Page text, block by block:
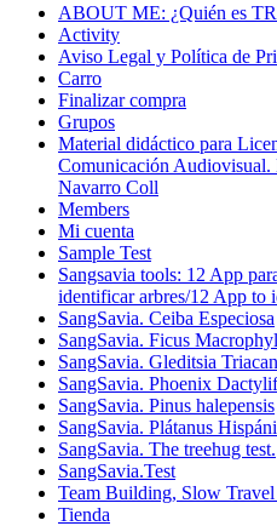
ABOUT ME: ¿Quién es
Activity
Aviso Legal y Política de
Carro
Finalizar compra
Grupos
Material didáctico para
Comunicación Audiovisual.
Navarro Coll
Members
Mi cuenta
Sample Test
Sangsavia tools: 12 App
identificar arbres/12 App to
SangSavia. Ceiba Especiosa
SangSavia. Ficus
SangSavia. Gleditsia
SangSavia. Phoenix
SangSavia. Pinus halepensis
SangSavia. Plátanus
SangSavia. The treehug test.
SangSavia.Test
Team Building, Slow
Tienda